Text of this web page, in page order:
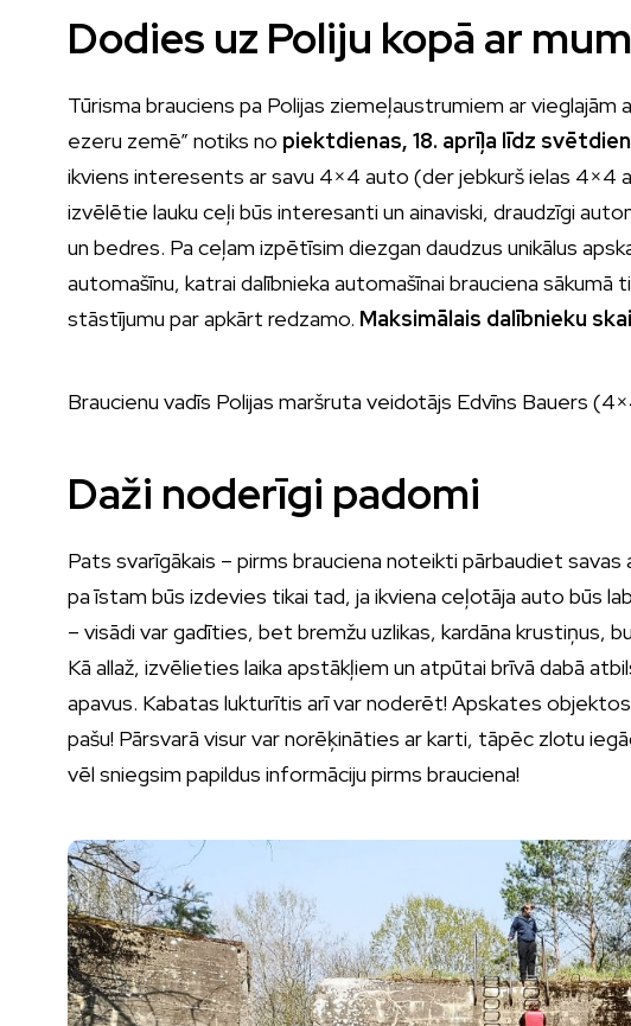
Dodies uz Poliju kopā ar
Tūrisma brauciens pa Polijas ziemeļaustrumiem ar vieglajām
ezeru zemē” notiks no piektdienas, 18. aprīļa līdz
ikviens interesents ar savu 4×4 auto (der jebkurš ielas 4×4
izvēlētie lauku ceļi būs interesanti un ainaviski, draudzīgi
un bedres. Pa ceļam izpētīsim diezgan daudzus unikālus
automašīnu, katrai dalībnieka automašīnai brauciena sākumā
stāstījumu par apkārt redzamo. Maksimālais dalībnieku
Braucienu vadīs Polijas maršruta veidotājs Edvīns Bauers
Daži noderīgi padomi
Pats svarīgākais – pirms brauciena noteikti pārbaudiet
pa īstam būs izdevies tikai tad, ja ikviena ceļotāja auto būs
– visādi var gadīties, bet bremžu uzlikas, kardāna krustiņus,
Kā allaž, izvēlieties laika apstākļiem un atpūtai brīvā dabā
apavus. Kabatas lukturītis arī var noderēt! Apskates
pašu! Pārsvarā visur var norēķināties ar karti, tāpēc zlotu
vēl sniegsim papildus informāciju pirms brauciena!